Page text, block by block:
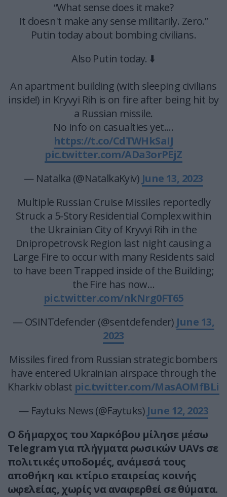
“What sense does it make?
It doesn't make any sense militarily. Zero.”
Putin today about bombing civilians.
Also Putin today. ⬇️
An apartment building (with sleeping civilians
inside!) in Kryvyi Rih is on fire after being hit by
a Russian missile.
No info on casualties yet.…
https://t.co/CdTWHkSaIJ
pic.twitter.com/ADa3orPEjZ
— Natalka (@NatalkaKyiv) June 13, 2023
Multiple Russian Cruise Missiles reportedly
Struck a 5-Story Residential Complex within
the Ukrainian City of Kryvyi Rih in the
Dnipropetrovsk Region last night causing a
Large Fire to occur with many Residents said
to have been Trapped inside of the Building;
the Fire has now…
pic.twitter.com/nkNrg0FT65
— OSINTdefender (@sentdefender) June 13,
2023
Missiles fired from Russian strategic bombers
have entered Ukrainian airspace through the
Kharkiv oblast pic.twitter.com/MasAOMfBLi
— Faytuks News (@Faytuks) June 12, 2023
Ο δήμαρχος του Χαρκόβου μίλησε μέσω
Telegram για πλήγματα ρωσικών UAVs σε
πολιτικές υποδομές, ανάμεσά τους
αποθήκη και κτίριο εταιρείας κοινής
ωφελείας, χωρίς να αναφερθεί σε θύματα.